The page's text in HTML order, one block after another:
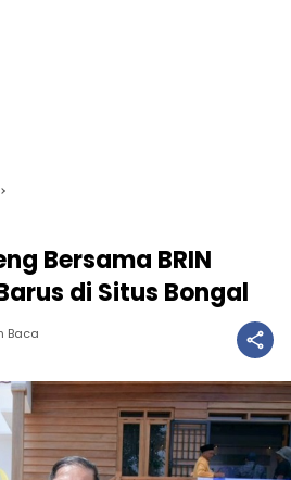
Bersama BRIN
di Situs Bongal
Baca